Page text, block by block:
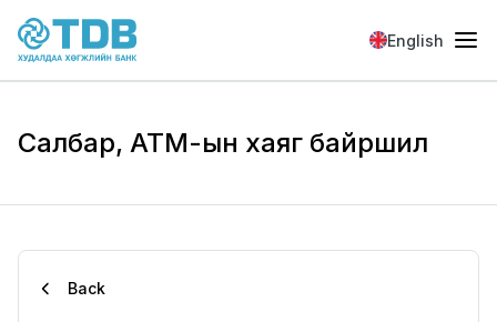
Skip to main content
English
Салбар, АТМ-ын хаяг байршил
Back